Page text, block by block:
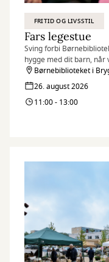
FRITID OG LIVSSTIL
Fars legestue
Sving forbi
hygge med dit barn, når
legetøjet frem og
Børnebiblioteket i
26. august 2026
11:00 - 13:00